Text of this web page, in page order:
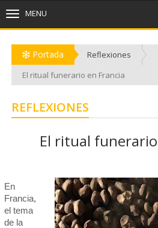
MENU
Portada
Reflexiones
El ritual funerario en Francia
REFLEXIONES
El ritual
En
Francia,
el tema
de la